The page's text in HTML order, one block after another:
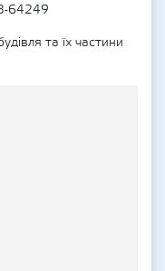
64249
та їх частини